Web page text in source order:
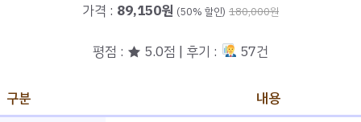
가격 : 89,150원 (50% 할인) 180,000원
평점 : ★ 5.0점 | 후기 : 57건
구분 내용